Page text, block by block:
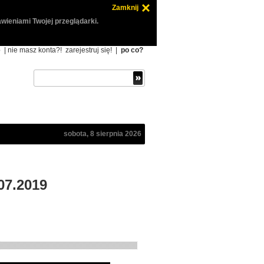
Zamknij
Twojej przeglądarki.
| nie masz konta?! zarejestruj się! po co?
sobota, 8 sierpnia 2026